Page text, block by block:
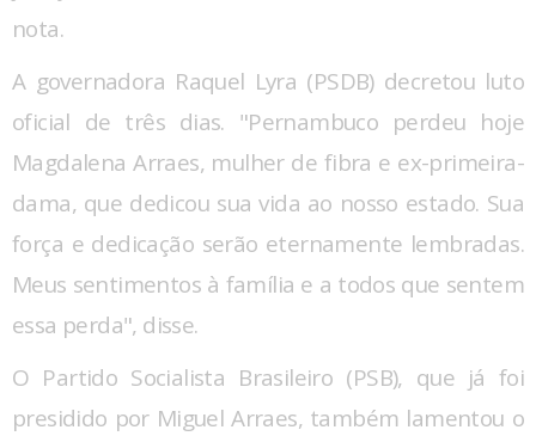
nota.
A governadora Raquel Lyra (PSDB) decretou luto
oficial de três dias. "Pernambuco perdeu hoje
Magdalena Arraes, mulher de fibra e ex-primeira-
dama, que dedicou sua vida ao nosso estado. Sua
força e dedicação serão eternamente lembradas.
Meus sentimentos à família e a todos que sentem
essa perda", disse.
O Partido Socialista Brasileiro (PSB), que já foi
presidido por Miguel Arraes, também lamentou o